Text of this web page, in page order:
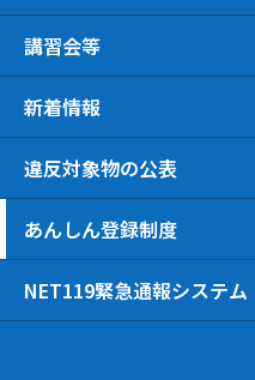
講習会等
新着情報
違反対象物の公表
あんしん登録制度
NET119緊急通報システム